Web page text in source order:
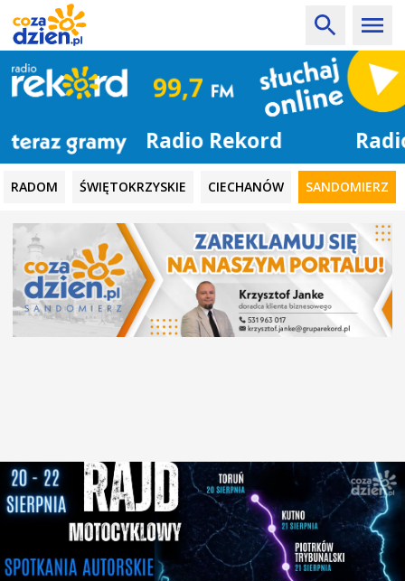
Radio Rekord
RADOM ŚWIĘTOKRZYSKIE CIECHANÓW SANDOMIERZ